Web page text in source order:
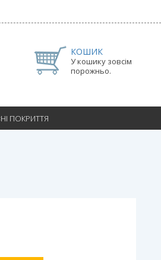
КОШИК
У кошику зовсім
порожньо.
ПОКРИТТЯ